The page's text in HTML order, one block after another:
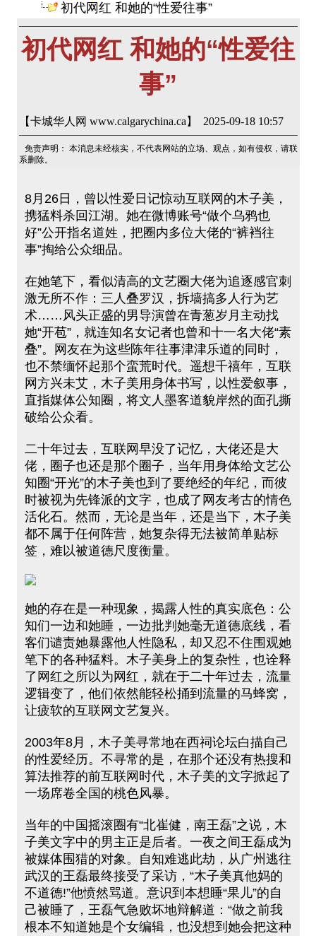
初代网红 和她的“性爱往事”
初代网红 和她的“性爱往
事”
【卡城华人网 www.calgarychina.ca】 2025-09-18 10:57
免责声明： 本消息未经核实，不代表网站的立场、观点，如有侵权，请联
系删除。
8月26日，曾以性爱日记惊动互联网的木子美，
携猛料杀回江湖。她在微博账号“做个乌鸦也
好”公开指名道姓，把圈内多位大佬的“裤裆往
事”掏给公众细品。
在她笔下，看似清高的文艺圈大佬为追逐感官刺
激无所不作：三人叠罗汉，拆墙搞多人行为艺
术……风头正盛的男导演曾在青葱岁月主动找
她“开苞”，就连知名女记者也曾和十一名大佬“素
叠”。网友在为这些陈年往事津津乐道的同时，
也不禁缅怀起那个蛮荒时代。遥想千禧年，互联
网方兴未艾，木子美用身体书写，以性爱叙事，
直指媒体公知圈，将文人墨客道貌岸然的面孔撕
破给公众看。
二十年过去，互联网早没了记忆，大佬还是大
佬，圈子也还是那个圈子，当年用身体给文艺公
知圈“开光”的木子美也到了要绝经的年纪，而彼
时被视为先锋派的文字，也成了网友考古的情色
活化石。然而，无论是当年，还是当下，木子美
都不属于任何阵营，她复杂得无法被简单贴标
签，难以被道德尺度衡量。
她的存在是一种现象，揭露人性的真实底色：公
知们一边和她睡，一边批判她毫无道德底线，看
客们谴责她暴露他人性隐私，却又忍不住围观她
笔下的各种猛料。木子美身上的复杂性，也诠释
了网红之所以为网红，就在于二十年过去，流量
逻辑变了，他们依然能轻松捅到流量的马蜂窝，
让疲软的互联网文艺复兴。
2003年8月，木子美寻常地在西祠论坛白描自己
的性爱经历。不寻常的是，在那个还没有热搜和
算法推荐的前互联网时代，木子美的文字掀起了
一场席卷全国的桃色风暴。
当年的中国摇滚圈有“北崔健，南王磊”之说，木
子美文字中的男主正是后者。一夜之间王磊成为
被媒体围猎的对象。自知难逃此劫，从广州逃往
武汉的王磊最终接受了采访，“木子美真他妈的
不道德!”他愤然骂道。意识到本想睡“果儿”的自
己被睡了，王磊气急败坏地辩解道：“做之前我
根本不知道她是个女编辑，也没想到她会把这种